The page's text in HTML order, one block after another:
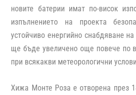
новите батерии имат по-висок
изпълнението на проекта
устойчиво енергийно снабдяване
ще бъде увеличено още повече по
при всякакви метеорологични
Хижа Монте Роза е отворена през